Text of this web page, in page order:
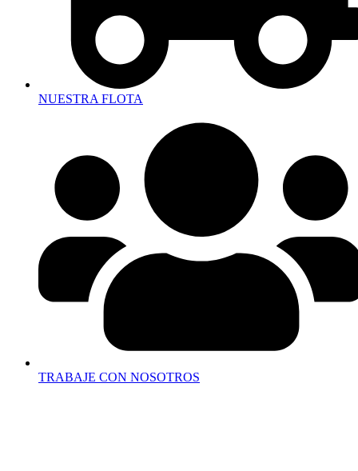
NUESTRA FLOTA
TRABAJE CON NOSOTROS